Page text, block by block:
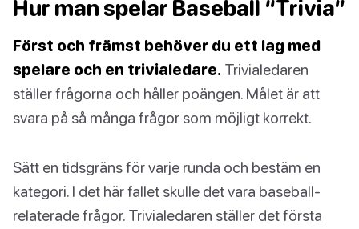
Hur man spelar Baseball “Trivia”
Först och främst behöver du ett lag med
spelare och en trivialedare. Trivialedaren
ställer frågorna och håller poängen. Målet är att
svara på så många frågor som möjligt korrekt.
Sätt en tidsgräns för varje runda och bestäm en
kategori. I det här fallet skulle det vara baseball-
relaterade frågor. Trivialedaren ställer det första